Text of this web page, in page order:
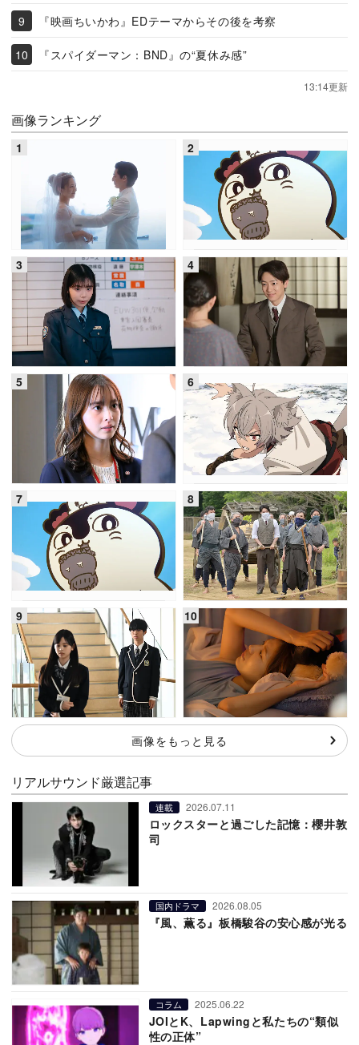
『映画ちいかわ』EDテーマからその後を考察
『スパイダーマン：BND』の“夏休み感”
13:14更新
画像ランキング
画像をもっと見る
リアルサウンド厳選記事
連載 2026.07.11
ロックスターと過ごした記憶：櫻井敦
司
国内ドラマ 2026.08.05
『風、薫る』板橋駿谷の安心感が光る
コラム 2025.06.22
JOIとK、Lapwingと私たちの“類似
性の正体”